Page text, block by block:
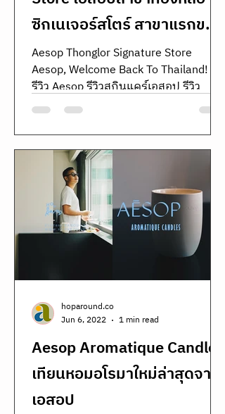
ซิกเนเจอร์สโตร์ สาขาแรกของ
ไทย
Aesop Thonglor Signature Store
Aesop, Welcome Back To Thailand!
รีวิว Aesop รีวิวสกินแคร์เอสอป รีวิว
Aesop Aromatique Candles
เทียนหอมอโรมาใหม่ล่าสุดจาก
เอสอป
hoparound.co
Jun 6, 2022
1 min read